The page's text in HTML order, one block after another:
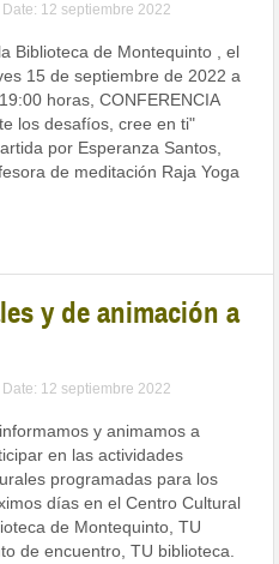
Date: 12 septiembre 2022
Biblioteca de Montequinto , el
15 de septiembre de 2022 a
horas, CONFERENCIA
los desafíos, cree en ti"
por Esperanza Santos,
de meditación Raja Yoga
y de animación a
Date: 12 septiembre 2022
y animamos a
en las actividades
programadas para los
días en el Centro Cultural
de Montequinto, TU
de encuentro, TU biblioteca.